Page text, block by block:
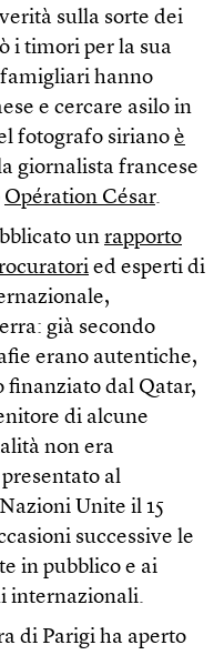
sulla sorte dei
i timori per la sua
hanno
e cercare asilo in
fotografo siriano è
giornalista francese
Opération César.
un rapporto
ed esperti di
già secondo
erano autentiche,
finanziato dal Qatar,
di alcune
non era
al
Unite il 15
successive le
in pubblico e ai
internazionali.
di Parigi ha aperto